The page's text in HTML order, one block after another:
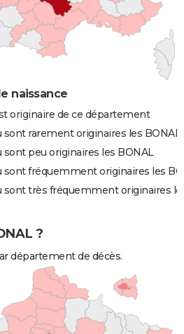
naissance
originaire de ce département
rarement originaires les BONAL
peu originaires les BONAL
fréquemment originaires les
très fréquemment originaires
?
département de décès.